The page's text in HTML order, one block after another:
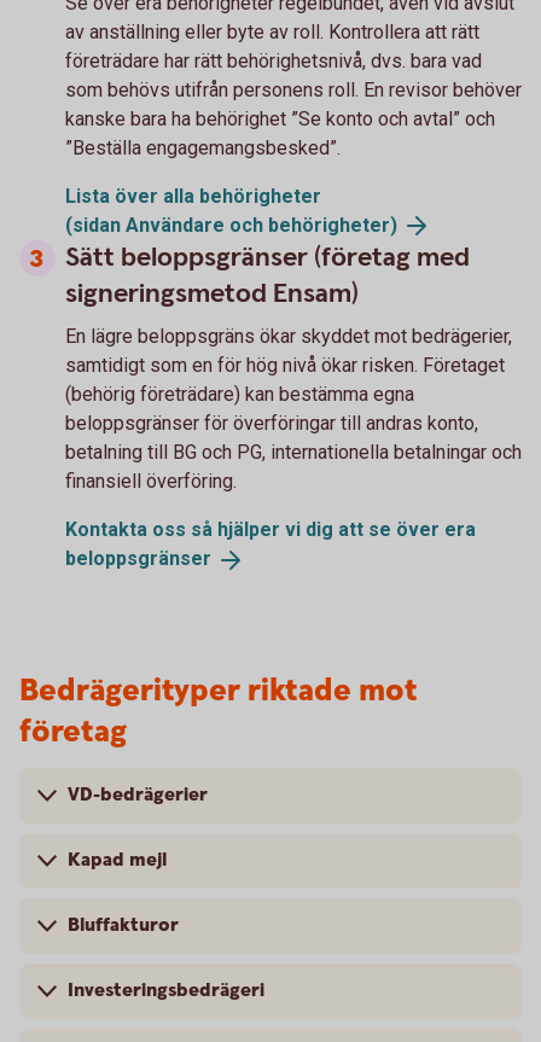
av anställning eller byte av roll. Kontrollera att rätt
företrädare har rätt behörighetsnivå, dvs. bara vad
som behövs utifrån personens roll. En revisor behöver
kanske bara ha behörighet ”Se konto och avtal” och
”Beställa engagemangsbesked”.
Lista över alla behörigheter
(sidan Användare och behörigheter)
Sätt beloppsgränser (företag med
signeringsmetod Ensam)
En lägre beloppsgräns ökar skyddet mot bedrägerier,
samtidigt som en för hög nivå ökar risken. Företaget
(behörig företrädare) kan bestämma egna
beloppsgränser för överföringar till andras konto,
betalning till BG och PG, internationella betalningar och
finansiell överföring.
Kontakta oss så hjälper vi dig att se över era
beloppsgränser
Bedrägerityper riktade mot
företag
VD-bedrägerier
Kapad mejl
Bluffakturor
Investeringsbedrägeri